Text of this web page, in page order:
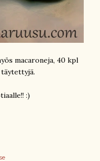
macaroneja, 40 kpl
täytettyjä.
:)